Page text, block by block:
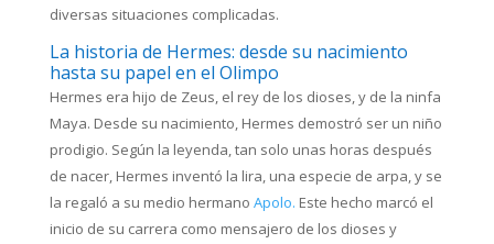
diversas situaciones complicadas.
La historia de Hermes: desde su nacimiento
hasta su papel en el Olimpo
Hermes era hijo de Zeus, el rey de los dioses, y de la ninfa
Maya. Desde su nacimiento, Hermes demostró ser un niño
prodigio. Según la leyenda, tan solo unas horas después
de nacer, Hermes inventó la lira, una especie de arpa, y se
la regaló a su medio hermano Apolo. Este hecho marcó el
inicio de su carrera como mensajero de los dioses y